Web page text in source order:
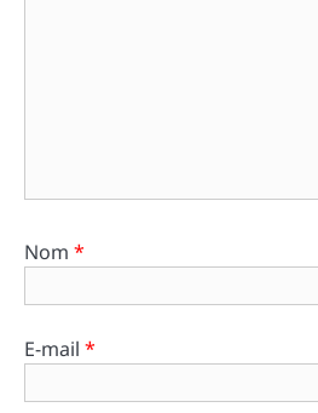
Nom *
E-mail *